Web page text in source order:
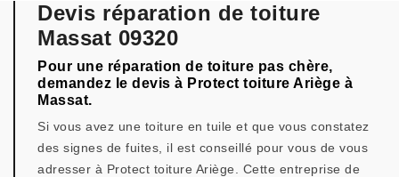
Devis réparation de toiture
Massat 09320
Pour une réparation de toiture pas chère,
demandez le devis à Protect toiture Ariège à
Massat.
Si vous avez une toiture en tuile et que vous constatez
des signes de fuites, il est conseillé pour vous de vous
adresser à Protect toiture Ariège. Cette entreprise de